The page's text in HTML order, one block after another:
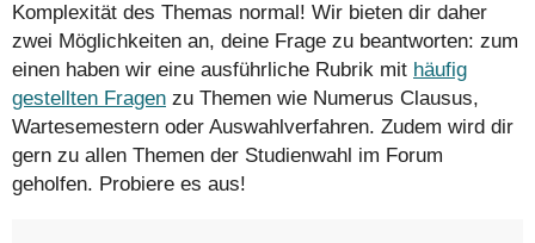
Komplexität des Themas normal! Wir bieten dir daher
zwei Möglichkeiten an, deine Frage zu beantworten: zum
einen haben wir eine ausführliche Rubrik mit häufig
gestellten Fragen zu Themen wie Numerus Clausus,
Wartesemestern oder Auswahlverfahren. Zudem wird dir
gern zu allen Themen der Studienwahl im Forum
geholfen. Probiere es aus!